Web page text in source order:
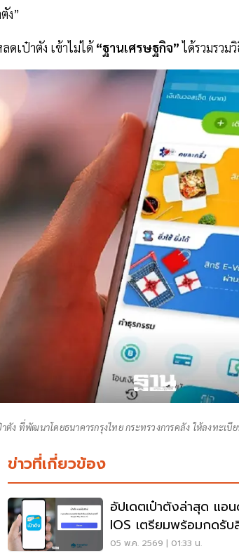
ง”
ดเป๋าตัง เข้าไม่ได้“ฐานเศรษฐกิจ”ได้รวมรวม
ตัง ที่พัฒนาโดยธนาคารกรุงไทย กระทรวงการคลัง ให้ลงทะเบี
ข่าวที่เกี่ยวข้อง
อัปเดตเป๋าตังล่าสุด แอ
IOS เตรียมพร้อมกดรับ
ครึ่งพลัส 4000
05 พ.ค. 2569 | 01:33 น.